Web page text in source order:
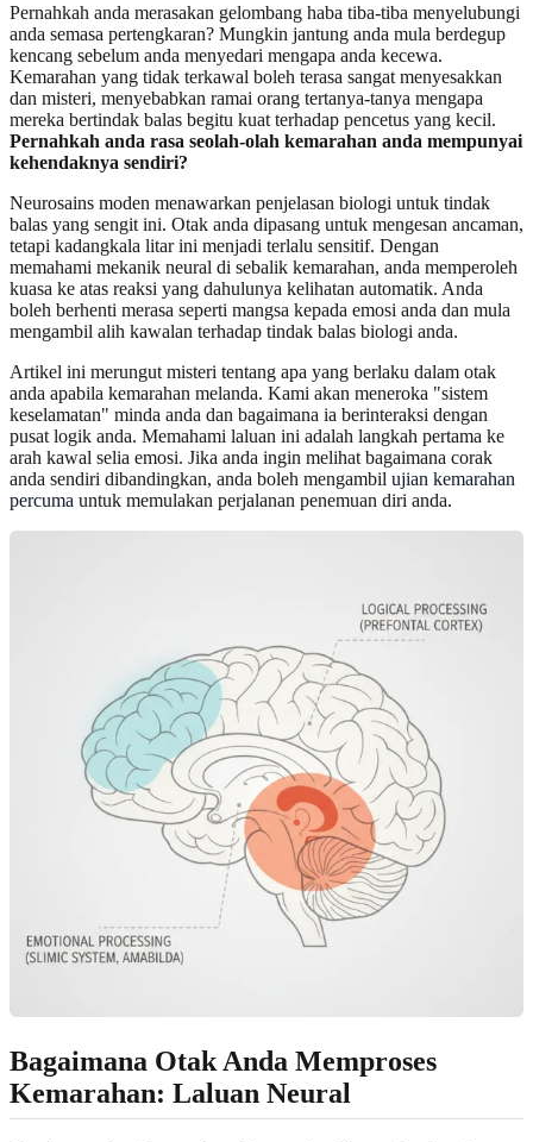
Pernahkah anda merasakan gelombang haba tiba-tiba menyelubungi
anda semasa pertengkaran? Mungkin jantung anda mula berdegup
kencang sebelum anda menyedari mengapa anda kecewa.
Kemarahan yang tidak terkawal boleh terasa sangat menyesakkan
dan misteri, menyebabkan ramai orang tertanya-tanya mengapa
mereka bertindak balas begitu kuat terhadap pencetus yang kecil.
Pernahkah anda rasa seolah-olah kemarahan anda mempunyai
kehendaknya sendiri?
Neurosains moden menawarkan penjelasan biologi untuk tindak
balas yang sengit ini. Otak anda dipasang untuk mengesan ancaman,
tetapi kadangkala litar ini menjadi terlalu sensitif. Dengan
memahami mekanik neural di sebalik kemarahan, anda memperoleh
kuasa ke atas reaksi yang dahulunya kelihatan automatik. Anda
boleh berhenti merasa seperti mangsa kepada emosi anda dan mula
mengambil alih kawalan terhadap tindak balas biologi anda.
Artikel ini merungut misteri tentang apa yang berlaku dalam otak
anda apabila kemarahan melanda. Kami akan meneroka "sistem
keselamatan" minda anda dan bagaimana ia berinteraksi dengan
pusat logik anda. Memahami laluan ini adalah langkah pertama ke
arah kawal selia emosi. Jika anda ingin melihat bagaimana corak
anda sendiri dibandingkan, anda boleh mengambil ujian kemarahan
percuma untuk memulakan perjalanan penemuan diri anda.
Bagaimana Otak Anda Memproses
Kemarahan: Laluan Neural